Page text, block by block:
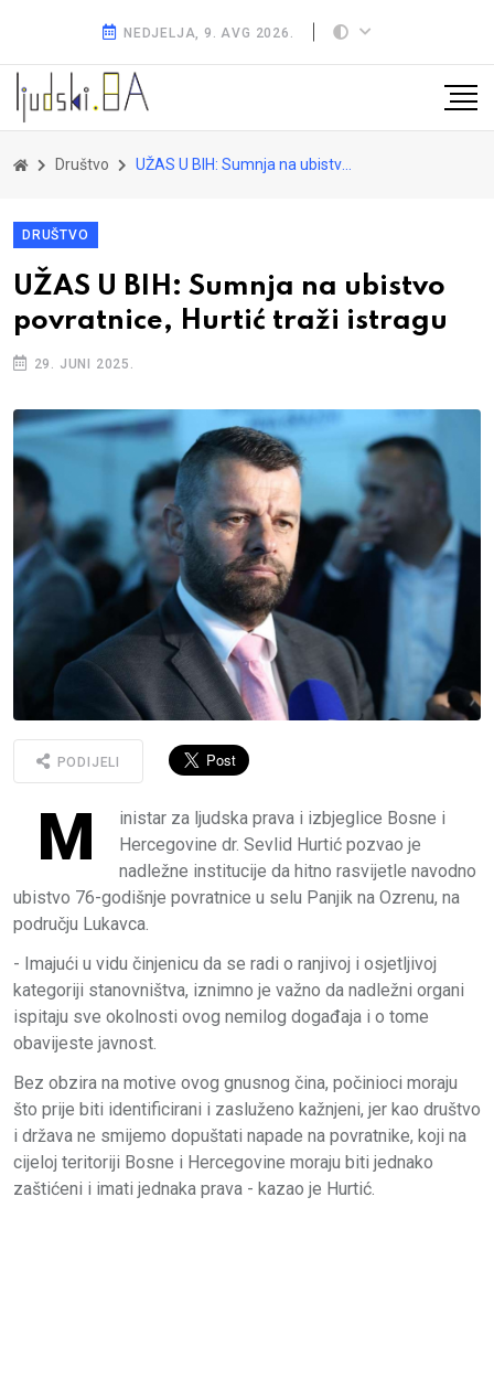
NEDJELJA, 9. AVG 2026.
Društvo UŽAS U BIH: Sumnja na ubistvo povratnice, Hurtić traži istragu
DRUŠTVO
UŽAS U BIH: Sumnja na ubistvo
povratnice, Hurtić traži istragu
29. JUNI 2025.
PODIJELI
M
inistar za ljudska prava i izbjeglice Bosne i
Hercegovine dr. Sevlid Hurtić pozvao je
nadležne institucije da hitno rasvijetle navodno
ubistvo 76-godišnje povratnice u selu Panjik na Ozrenu, na
području Lukavca.
- Imajući u vidu činjenicu da se radi o ranjivoj i osjetljivoj
kategoriji stanovništva, iznimno je važno da nadležni organi
ispitaju sve okolnosti ovog nemilog događaja i o tome
obavijeste javnost.
Bez obzira na motive ovog gnusnog čina, počinioci moraju
što prije biti identificirani i zasluženo kažnjeni, jer kao društvo
i država ne smijemo dopuštati napade na povratnike, koji na
cijeloj teritoriji Bosne i Hercegovine moraju biti jednako
zaštićeni i imati jednaka prava - kazao je Hurtić.